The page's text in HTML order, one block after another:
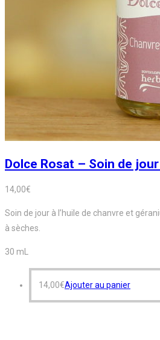
Dolce Rosat – Soin de
14,00€
Soin de jour à l’huile de chanvre et
à sèches.
30 mL
14,00€Ajouter au panier